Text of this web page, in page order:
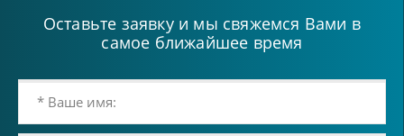
Оставьте заявку и мы свяжемся Вами в
самое ближайшее время